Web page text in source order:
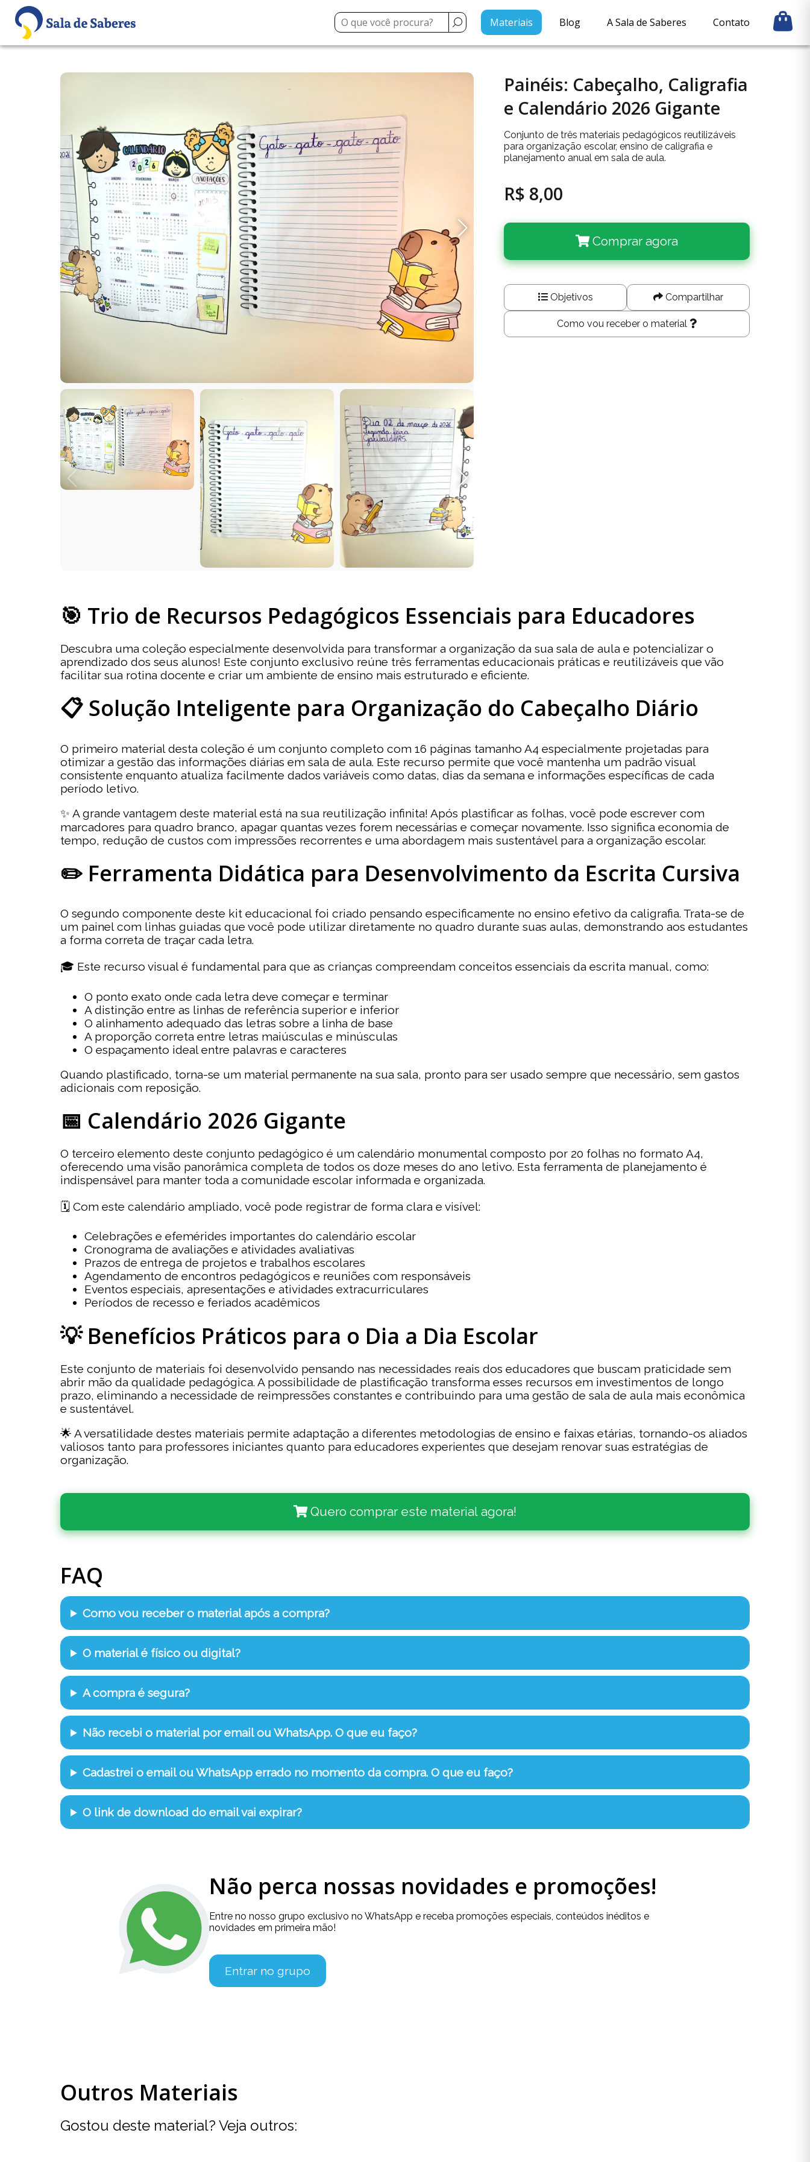
Materiais Blog A Sala de Saberes Contato
Painéis: Cabeçalho, Caligrafia
e Calendário 2026 Gigante
Conjunto de três materiais pedagógicos reutilizáveis
para organização escolar, ensino de caligrafia e
planejamento anual em sala de aula.
R$ 8,00
Comprar agora
Objetivos Compartilhar
Como vou receber o material
🎯 Trio de Recursos Pedagógicos Essenciais para Educadores
Descubra uma coleção especialmente desenvolvida para transformar a organização da sua sala de aula e potencializar o
aprendizado dos seus alunos! Este conjunto exclusivo reúne três ferramentas educacionais práticas e reutilizáveis que vão
facilitar sua rotina docente e criar um ambiente de ensino mais estruturado e eficiente.
📋 Solução Inteligente para Organização do Cabeçalho Diário
O primeiro material desta coleção é um conjunto completo com 16 páginas tamanho A4 especialmente projetadas para
otimizar a gestão das informações diárias em sala de aula. Este recurso permite que você mantenha um padrão visual
consistente enquanto atualiza facilmente dados variáveis como datas, dias da semana e informações específicas de cada
período letivo.
✨ A grande vantagem deste material está na sua reutilização infinita! Após plastificar as folhas, você pode escrever com
marcadores para quadro branco, apagar quantas vezes forem necessárias e começar novamente. Isso significa economia de
tempo, redução de custos com impressões recorrentes e uma abordagem mais sustentável para a organização escolar.
✏️ Ferramenta Didática para Desenvolvimento da Escrita Cursiva
O segundo componente deste kit educacional foi criado pensando especificamente no ensino efetivo da caligrafia. Trata-se de
um painel com linhas guiadas que você pode utilizar diretamente no quadro durante suas aulas, demonstrando aos estudantes
a forma correta de traçar cada letra.
🎓 Este recurso visual é fundamental para que as crianças compreendam conceitos essenciais da escrita manual, como:
O ponto exato onde cada letra deve começar e terminar
A distinção entre as linhas de referência superior e inferior
O alinhamento adequado das letras sobre a linha de base
A proporção correta entre letras maiúsculas e minúsculas
O espaçamento ideal entre palavras e caracteres
Quando plastificado, torna-se um material permanente na sua sala, pronto para ser usado sempre que necessário, sem gastos
adicionais com reposição.
📅 Calendário 2026 Gigante
O terceiro elemento deste conjunto pedagógico é um calendário monumental composto por 20 folhas no formato A4,
oferecendo uma visão panorâmica completa de todos os doze meses do ano letivo. Esta ferramenta de planejamento é
indispensável para manter toda a comunidade escolar informada e organizada.
🗓️ Com este calendário ampliado, você pode registrar de forma clara e visível:
Celebrações e efemérides importantes do calendário escolar
Cronograma de avaliações e atividades avaliativas
Prazos de entrega de projetos e trabalhos escolares
Agendamento de encontros pedagógicos e reuniões com responsáveis
Eventos especiais, apresentações e atividades extracurriculares
Períodos de recesso e feriados acadêmicos
💡 Benefícios Práticos para o Dia a Dia Escolar
Este conjunto de materiais foi desenvolvido pensando nas necessidades reais dos educadores que buscam praticidade sem
abrir mão da qualidade pedagógica. A possibilidade de plastificação transforma esses recursos em investimentos de longo
prazo, eliminando a necessidade de reimpressões constantes e contribuindo para uma gestão de sala de aula mais econômica
e sustentável.
🌟 A versatilidade destes materiais permite adaptação a diferentes metodologias de ensino e faixas etárias, tornando-os aliados
valiosos tanto para professores iniciantes quanto para educadores experientes que desejam renovar suas estratégias de
organização.
Quero comprar este material agora!
FAQ
Como vou receber o material após a compra?
O material é físico ou digital?
A compra é segura?
Não recebi o material por email ou WhatsApp. O que eu faço?
Cadastrei o email ou WhatsApp errado no momento da compra. O que eu faço?
O link de download do email vai expirar?
Não perca nossas novidades e promoções!
Entre no nosso grupo exclusivo no WhatsApp e receba promoções especiais, conteúdos inéditos e
novidades em primeira mão!
Entrar no grupo
Outros Materiais
Gostou deste material? Veja outros: